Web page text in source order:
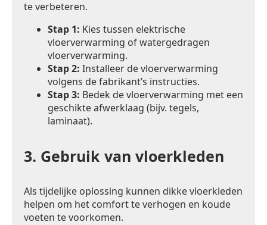
te verbeteren.
Stap 1: Kies tussen elektrische
vloerverwarming of watergedragen
vloerverwarming.
Stap 2: Installeer de vloerverwarming
volgens de fabrikant’s instructies.
Stap 3: Bedek de vloerverwarming met een
geschikte afwerklaag (bijv. tegels,
laminaat).
3. Gebruik van vloerkleden
Als tijdelijke oplossing kunnen dikke vloerkleden
helpen om het comfort te verhogen en koude
voeten te voorkomen.